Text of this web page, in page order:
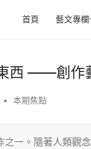
首頁 藝文專欄
西 ——創作
• 本期焦點
一。隨著人類觀